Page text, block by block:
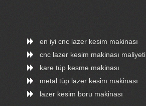
en iyi cnc lazer kesim makinası
cnc lazer kesim makinası maliyeti
kare tüp kesme makinası
metal tüp lazer kesim makinası
lazer kesim boru makinası